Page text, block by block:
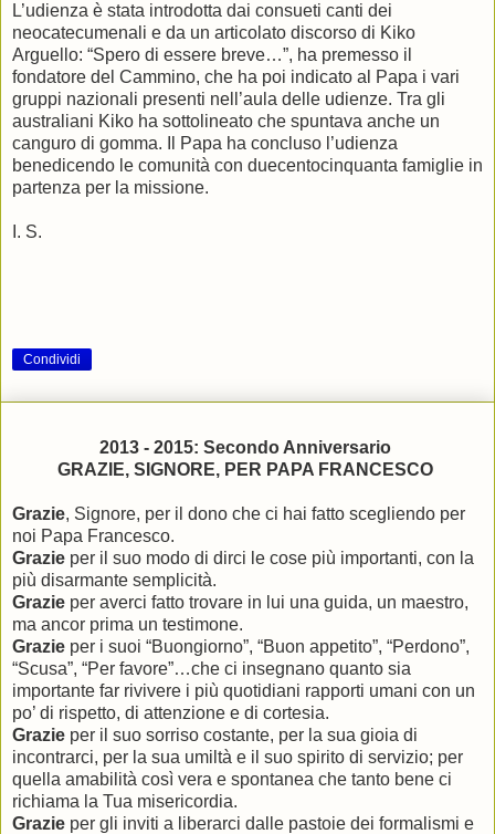
L’udienza è stata introdotta dai consueti canti dei
neocatecumenali e da un articolato discorso di Kiko
Arguello: “Spero di essere breve…”, ha premesso il
fondatore del Cammino, che ha poi indicato al Papa i vari
gruppi nazionali presenti nell’aula delle udienze. Tra gli
australiani Kiko ha sottolineato che spuntava anche un
canguro di gomma. Il Papa ha concluso l’udienza
benedicendo le comunità con duecentocinquanta famiglie in
partenza per la missione.
I. S.
Condividi
2013 - 2015: Secondo Anniversario
GRAZIE, SIGNORE, PER PAPA FRANCESCO
Grazie, Signore, per il dono che ci hai fatto scegliendo per
noi Papa Francesco.
Grazie per il suo modo di dirci le cose più importanti, con la
più disarmante semplicità.
Grazie per averci fatto trovare in lui una guida, un maestro,
ma ancor prima un testimone.
Grazie per i suoi “Buongiorno”, “Buon appetito”, “Perdono”,
“Scusa”, “Per favore”…che ci insegnano quanto sia
importante far rivivere i più quotidiani rapporti umani con un
po’ di rispetto, di attenzione e di cortesia.
Grazie per il suo sorriso costante, per la sua gioia di
incontrarci, per la sua umiltà e il suo spirito di servizio; per
quella amabilità così vera e spontanea che tanto bene ci
richiama la Tua misericordia.
Grazie per gli inviti a liberarci dalle pastoie dei formalismi e